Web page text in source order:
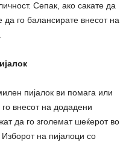
Сепак, ако сакате да
да го балансирате внесот на
пијалок ви помага или
внесот на додадени
да го зголемат шеќерот во
на пијалоци со